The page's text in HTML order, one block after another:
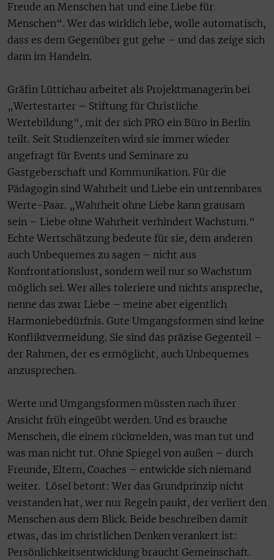
Freude an Menschen hat und eine Liebe für
Menschen“. Wer das wirklich lebe, wolle automatisch,
dass es dem Gegenüber gut gehe – und das zeige sich
dann im Handeln.
Gräfin Lüttichau arbeitet als Projektmanagerin bei
„Wertestarter – Stiftung für Christliche
Wertebildung“, mit der sich PRO ein Büro in Berlin
teilt. Seit Studienzeiten wird sie immer wieder
angefragt für Events und Seminare zu
Gastgeberschaft und Kommunikation. Für die
Pädagogin sind Wahrheit und Liebe ein untrennbares
Werte-Paar. „Wahrheit ohne Liebe kann grausam
sein – Liebe ohne Wahrheit verhindert Wachstum.“
Echte Wertschätzung bedeute für sie, dem anderen
auch Unbequemes zu sagen – nicht aus
Konfrontationslust, sondern weil nur so Wachstum
möglich sei. Wer alles toleriere und nichts anspreche,
nenne das zwar Liebe – meine aber eigentlich
Harmoniebedürfnis. Gute Umgangsformen sind keine
Konfliktvermeidung. Sie sind das präzise Gegenteil –
der Rahmen, der es ermöglicht, auch Unbequemes
anzusprechen.
Werte und Umgangsformen müssten nach ihrer
Ansicht früh eingeübt werden. Und es brauche
Menschen, die einem rückmelden, was man tut und
was man nicht tut. Ohne Spiegel von außen – durch
Freunde, Eltern, Coaches – entwickle sich niemand
weiter. Lösel betont: Wer das Grundprinzip nicht
verstanden hat, wer nur Regeln paukt, der verliert den
Menschen aus dem Blick. Beide beschreiben damit
etwas, das im christlichen Denken verankert ist:
Persönlichkeitsentwicklung braucht Gemeinschaft.